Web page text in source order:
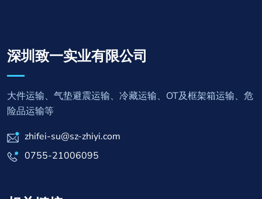
深圳致一实业有限公司
大件运输、气垫避震运输、冷藏运输、OT及框架箱运输、危
险品运输等
zhifei-su@sz-zhiyi.com
0755-21006095